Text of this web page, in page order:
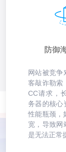
防御
网站被竞争
客敲诈勒索
CC请求，
务器的核心
性能瓶颈，
宽，导致网
是无法正常